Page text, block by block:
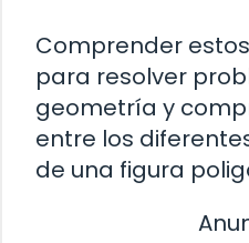
Comprender
para resolver
geometría y
entre los
de una figura